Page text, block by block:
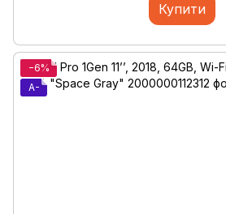
Купити
−6%
A-